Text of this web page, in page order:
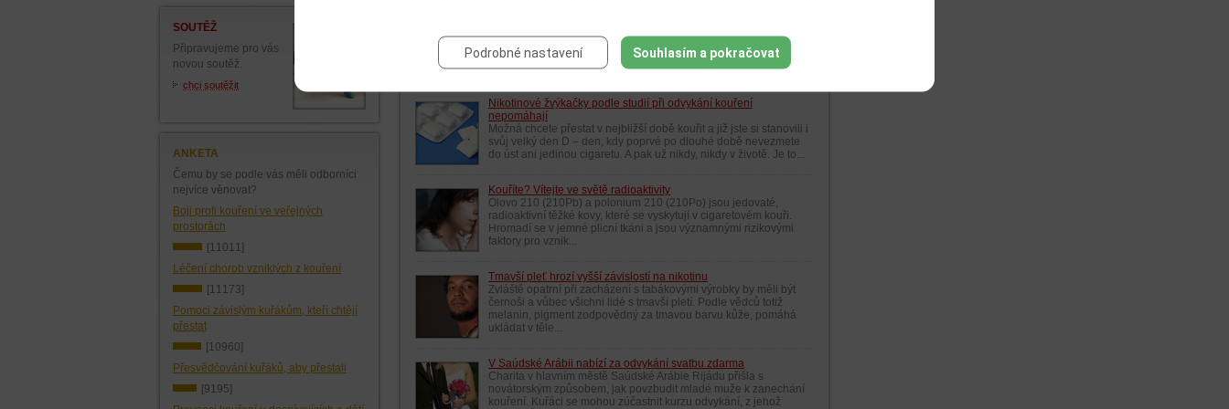
SOUTĚŽ
Připravujeme pro vás
novou soutěž.
chci soutěžit
ANKETA
Čemu by se podle vás měli odborníci
nejvíce věnovat?
Boji proti kouření ve veřejných
prostorách
[11011]
Léčení chorob vzniklých z kouření
[11173]
Pomoci závislým kuřákům, kteří chtějí
přestat
[10960]
Přesvědčování kuřáků, aby přestali
[9195]
Lidé s psychickým onemocněním, jako je například deprese nebo
úzkostné stavy, jsou velmi často těžkými kuřáky. Jejich lékaři se
jim však bojí navrhnout, aby začali s odvykáním. Mají strach, že
by se...
Nikotinové žvýkačky podle studií při odvykání kouření
nepomáhají
Možná chcete přestat v nejbližší době kouřit a již jste si stanovili i
svůj velký den D – den, kdy poprvé po dlouhé době nevezmete
do úst ani jedinou cigaretu. A pak už nikdy, nikdy v životě. Je to...
Kouříte? Vítejte ve světě radioaktivity
Olovo 210 (210Pb) a polonium 210 (210Po) jsou jedovaté,
radioaktivní těžké kovy, které se vyskytují v cigaretovém kouři.
Hromadí se v jemné plicní tkáni a jsou významnými rizikovými
faktory pro vznik...
Tmavší pleť hrozí vyšší závislostí na nikotinu
Zvláště opatrní při zacházení s tabákovými výrobky by měli být
černoši a vůbec všichni lidé s tmavší pletí. Podle vědců totiž
melanin, pigment zodpovědný za tmavou barvu kůže, pomáhá
ukládat v těle...
V Saúdské Arábii nabízí za odvykání svatbu zdarma
Charita v hlavním městě Saúdské Arábie Rijádu přišla s
novátorským způsobem, jak povzbudit mladé muže k zanechání
kouření. Kuřáci se mohou zúčastnit kurzu odvykání, z jehož
Podrobné nastavení Souhlasím a pokračovat